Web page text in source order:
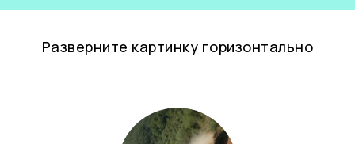
Разверните картинку горизонтально